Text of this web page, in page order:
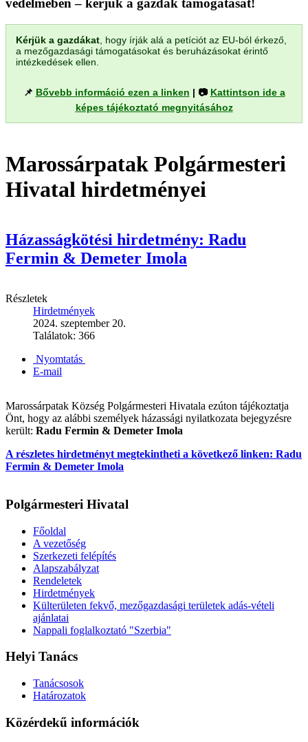
védelmében – kérjük a gazdák támogatását!
Kérjük a gazdákat , hogy írják alá a petíciót az EU-ból érkező,
a mezőgazdasági támogatásokat és beruházásokat érintő
intézkedések ellen.
📌 Bővebb információ ezen a linken | 📷 Kattintson ide a
képes tájékoztató megnyitásához
Marossárpatak Polgármesteri
Hivatal hirdetményei
Házasságkötési hirdetmény: Radu
Fermin & Demeter Imola
Részletek
Hirdetmények
2024. szeptember 20.
Találatok: 366
Nyomtatás
E-mail
Marossárpatak Község Polgármesteri Hivatala ezúton tájékoztatja
Önt, hogy az alábbi személyek házassági nyilatkozata bejegyzésre
került: Radu Fermin & Demeter Imola
A részletes hirdetményt megtekintheti a következő linken: Radu
Fermin & Demeter Imola
Polgármesteri Hivatal
Főoldal
A vezetőség
Szerkezeti felépítés
Alapszabályzat
Rendeletek
Hirdetmények
Külterületen fekvő, mezőgazdasági területek adás-vételi
ajánlatai
Nappali foglalkoztató "Szerbia"
Helyi Tanács
Tanácsosok
Határozatok
Közérdekű információk